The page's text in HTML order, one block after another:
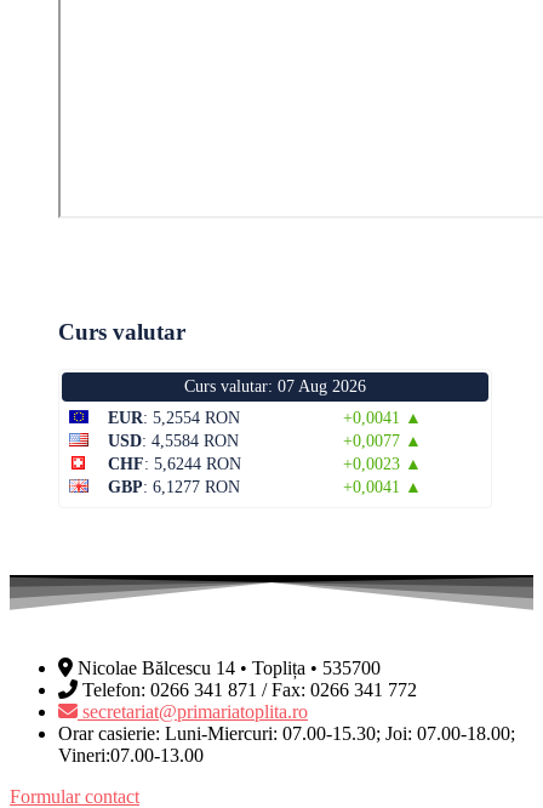
Curs valutar
Curs valutar: 07 Aug 2026
EUR: 5,2554 RON
+0,0041 ▲
USD: 4,5584 RON
+0,0077 ▲
CHF: 5,6244 RON
+0,0023 ▲
GBP: 6,1277 RON +0,0041 ▲
Nicolae Bălcescu 14 • Toplița • 535700
Telefon: 0266 341 871 / Fax: 0266 341 772
secretariat@primariatoplita.ro
Orar casierie: Luni-Miercuri: 07.00-15.30; Joi: 07.00-18.00;
Vineri:07.00-13.00
Formular contact